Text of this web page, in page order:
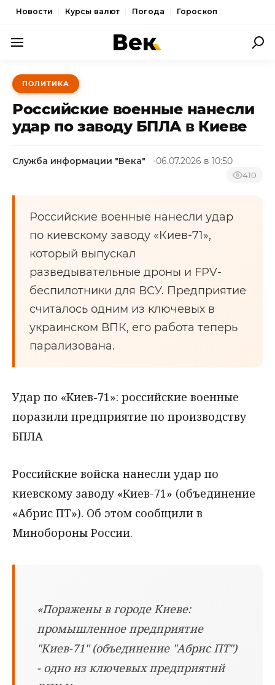
Новости Курсы валют Погода Гороскоп
ПОЛИТИКА
ЭКОНОМИКА
ОБЩЕСТВО
КУЛЬТУРА
НОВОСТИ
ПОЛИТИКА
Российские военные нанесли
удар по заводу БПЛА в Киеве
Служба информации "Века" 06.07.2026 в 10:50
410
Российские военные нанесли удар
по киевскому заводу «Киев-71»,
который выпускал
разведывательные дроны и FPV-
беспилотники для ВСУ. Предприятие
считалось одним из ключевых в
украинском ВПК, его работа теперь
парализована.
Удар по «Киев-71»: российские военные
поразили предприятие по производству
БПЛА
Российские войска нанесли удар по
киевскому заводу «Киев-71» (объединение
«Абрис ПТ»). Об этом сообщили в
Минобороны России.
«Поражены в городе Киеве:
промышленное предприятие
"Киев-71" (объединение "Абрис ПТ")
- одно из ключевых предприятий